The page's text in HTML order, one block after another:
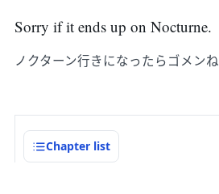
Sorry if it ends up on Nocturne.
ノクターン行きになったらゴメンね
Chapter list